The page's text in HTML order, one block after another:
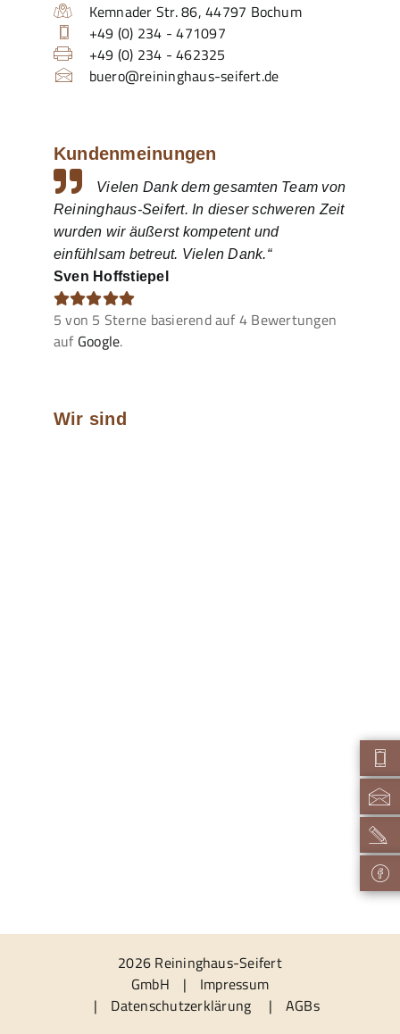
Kemnader Str. 86,44797 Bochum
+49 (0) 234 - 471097
+49 (0) 234 - 462325
buero@reininghaus-seifert.de
Kundenmeinungen
Vielen Dank dem gesamten Team von
Reininghaus-Seifert. In dieser schweren Zeit
wurden wir äußerst kompetent und
einfühlsam betreut. Vielen Dank.“
Sven Hoffstiepel
5 von 5 Sterne basierend auf 4 Bewertungen
auf Google.
Wir sind
2026 Reininghaus-Seifert
GmbH
|
Impressum
|
Datenschutzerklärung | AGBs